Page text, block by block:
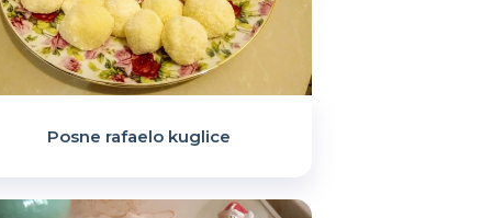
Posne rafaelo kuglice